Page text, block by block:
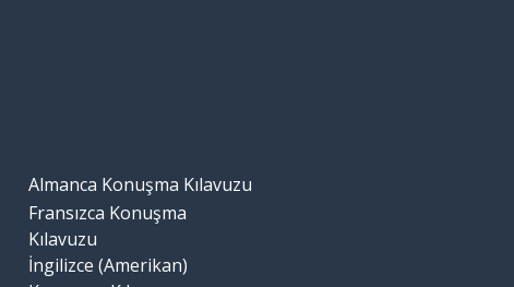
Almanca Konuşma Kılavuzu
Fransızca Konuşma
Kılavuzu
İngilizce (Amerikan)